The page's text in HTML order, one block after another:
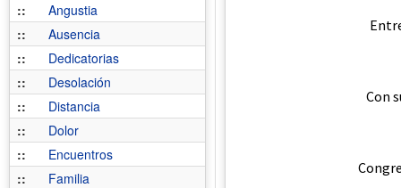
::
Angustia
::
Ausencia
::
Dedicatorias
::
Desolación
::
Distancia
::
Dolor
::
Encuentros
::
Familia
Con